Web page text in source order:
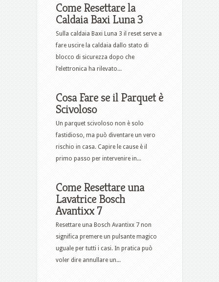
Come Resettare la
Caldaia Baxi Luna 3​
Sulla caldaia Baxi Luna 3 il reset serve a
fare uscire la caldaia dallo stato di
blocco di sicurezza dopo che
l’elettronica ha rilevato...
Cosa Fare se il Parquet è
Scivoloso
Un parquet scivoloso non è solo
fastidioso, ma può diventare un vero
rischio in casa. Capire le cause è il
primo passo per intervenire in...
Come Resettare una
Lavatrice Bosch
Avantixx 7​
Resettare una Bosch Avantixx 7 non
significa premere un pulsante magico
uguale per tutti i casi. In pratica può
voler dire annullare un...